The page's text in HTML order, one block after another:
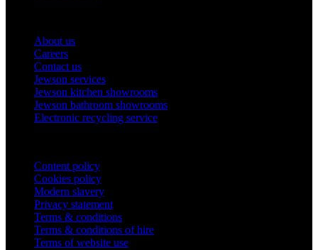
About us
Careers
Contact us
Jewson services
Jewson kitchen showrooms
Jewson bathroom showrooms
Electronic recycling service
Content policy
Cookies policy
Modern slavery
Privacy statement
Terms & conditions
Terms & conditions of hire
Terms of website use